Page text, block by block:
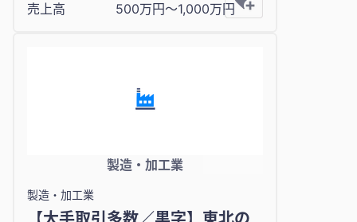
売上高
500万円〜1,000万円
製造・加工業
製造・加工業